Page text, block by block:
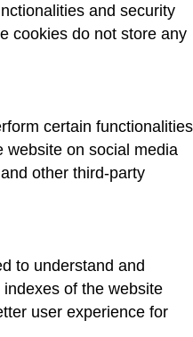
and security
cookies do not store any
certain functionalities
website on social media
other third-party
to understand and
of the website
user experience for